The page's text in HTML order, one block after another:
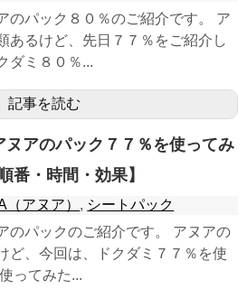
のパック８０％のご紹介です。 ア
あるけど、先日７７％をご紹介し
ダミ８０％...
記事を読む
ヌアのパック７７％を使ってみ
番・時間・効果】
（アヌア） , シートパック
のパックのご紹介です。 アヌアの
ど、今回は、ドクダミ７７％を使
ってみた...